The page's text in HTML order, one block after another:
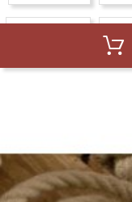
Au ML, 10 mm